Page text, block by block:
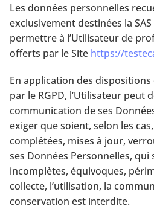
Les données personnelles
exclusivement destinées la SAS
permettre à l’Utilisateur de
offerts par le Site https://
En application des
par le RGPD, l’Utilisateur peut
communication de ses
exiger que soient, selon les
complétées, mises à jour,
ses Données Personnelles, qui
incomplètes, équivoques,
collecte, l’utilisation, la
conservation est interdite.